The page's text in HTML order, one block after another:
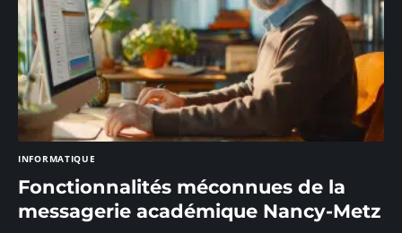
INFORMATIQUE
Fonctionnalités méconnues de la
messagerie académique Nancy-Metz